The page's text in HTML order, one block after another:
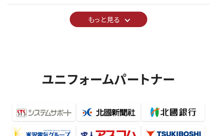
もっと見る
ユニフォームパートナー